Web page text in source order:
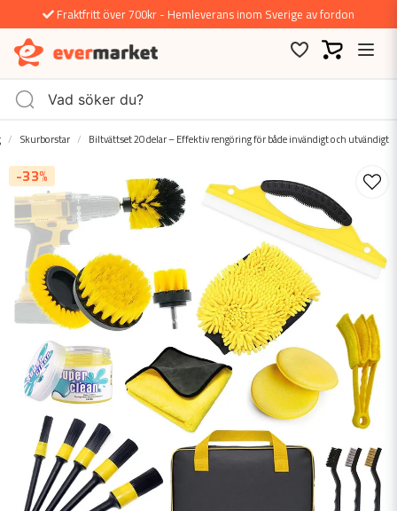
Fraktfritt över 700kr - Hemleverans inom Sverige av fordon
Skurborstar Biltvättset 20 delar – Effektiv rengöring för både invändigt och utvändigt
-33%